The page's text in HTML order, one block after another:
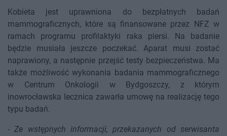
Kobieta jest uprawniona do bezpłatnych badań
mammograficznych, które są finansowane przez NFZ w
ramach programu profilaktyki raka piersi. Na badanie
będzie musiała jeszcze poczekać. Aparat musi zostać
naprawiony, a następnie przejść testy bezpieczeństwa. Ma
także możliwość wykonania badania mammograficznego
w Centrum Onkologii w Bydgoszczy, z którym
inowrocławska lecznica zawarła umowę na realizację tego
typu badań.
-Ze wstępnych informacji, przekazanych od serwisanta